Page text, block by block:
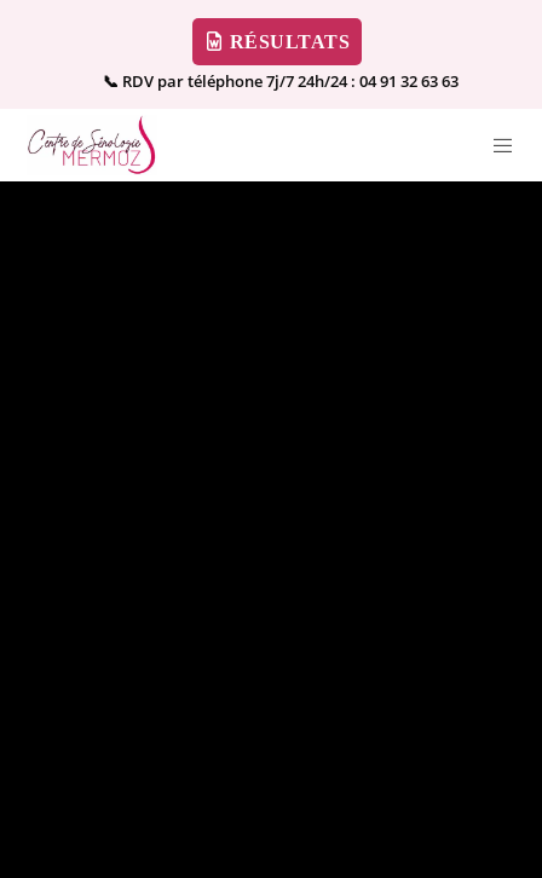
RÉSULTATS
📞 RDV par téléphone 7j/7 24h/24 : 04 91 32 63 63